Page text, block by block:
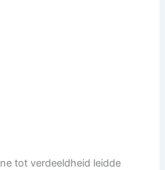
tot verdeeldheid leidde